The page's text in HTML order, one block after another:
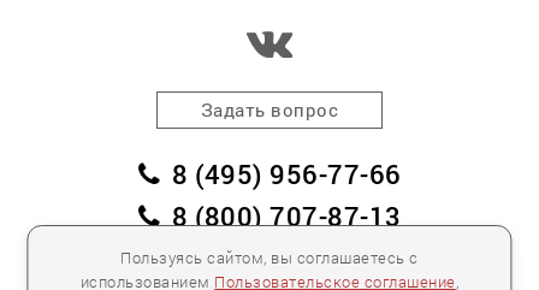
Пользуясь сайтом, вы соглашаетесь с
использованием Пользовательское соглашение
Задать вопрос
8 (495) 956-77-66
8 (800) 707-87-13
заказать обратный звонок